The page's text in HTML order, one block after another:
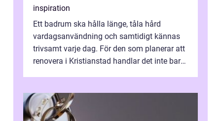
inspiration
Ett badrum ska hålla länge, tåla hård
vardagsanvändning och samtidigt kännas
trivsamt varje dag. För den som planerar att
renovera i Kristianstad handlar det inte bara